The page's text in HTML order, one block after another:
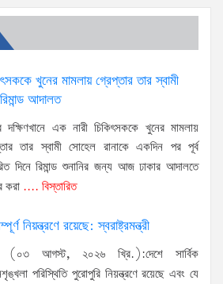
খুনের মামলায় গ্রেপ্তার তার স্বামী
আদালত
দক্ষিণখানে এক নারী চিকিৎসককে খুনের মামলায়
তার স্বামী সোহেল রানাকে একদিন পর পূর্ব
দিনে রিমান্ড শুনানির জন্য আজ ঢাকার আদালতে
করা .... বিস্তারিত
নিয়ন্ত্রণে রয়েছে: স্বরাষ্ট্রমন্ত্রী
(০৩ আগস্ট, ২০২৬ খ্রি.):দেশে সার্বিক
পরিস্থিতি পুরোপুরি নিয়ন্ত্রণে রয়েছে এবং যে